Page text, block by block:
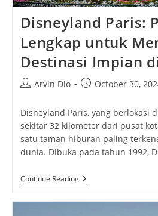
Disneyland Paris:
Lengkap untuk
Destinasi Impian
PostArvin Dio
PostOctober 30,
Disneyland Paris, yang berlokasi
sekitar 32 kilometer dari pusat
satu taman hiburan paling
dunia. Dibuka pada tahun 1992,
Continue ReadingDisneyland
Paris: